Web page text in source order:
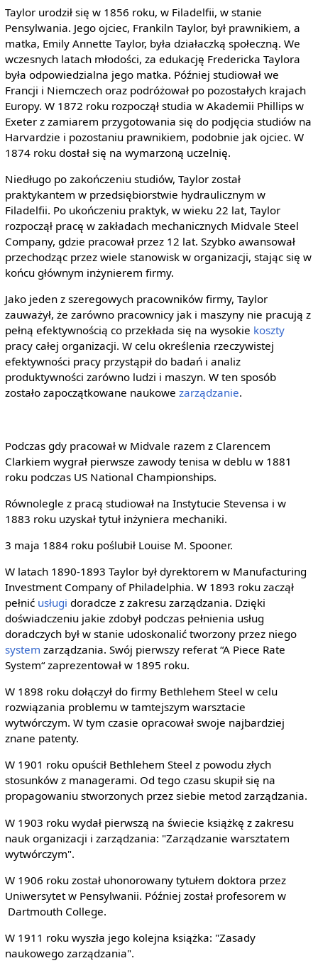
Taylor urodził się w 1856 roku, w Filadelfii, w stanie
Pensylwania. Jego ojciec, Frankiln Taylor, był prawnikiem, a
matka, Emily Annette Taylor, była działaczką społeczną. We
wczesnych latach młodości, za edukację Fredericka Taylora
była odpowiedzialna jego matka. Później studiował we
Francji i Niemczech oraz podróżował po pozostałych krajach
Europy. W 1872 roku rozpoczął studia w Akademii Phillips w
Exeter z zamiarem przygotowania się do podjęcia studiów na
Harvardzie i pozostaniu prawnikiem, podobnie jak ojciec. W
1874 roku dostał się na wymarzoną uczelnię.
Niedługo po zakończeniu studiów, Taylor został
praktykantem w przedsiębiorstwie hydraulicznym w
Filadelfii. Po ukończeniu praktyk, w wieku 22 lat, Taylor
rozpoczął pracę w zakładach mechanicznych Midvale Steel
Company, gdzie pracował przez 12 lat. Szybko awansował
przechodząc przez wiele stanowisk w organizacji, stając się w
końcu głównym inżynierem firmy.
Jako jeden z szeregowych pracowników firmy, Taylor
zauważył, że zarówno pracownicy jak i maszyny nie pracują z
pełną efektywnością co przekłada się na wysokie koszty
pracy całej organizacji. W celu określenia rzeczywistej
efektywności pracy przystąpił do badań i analiz
produktywności zarówno ludzi i maszyn. W ten sposób
zostało zapoczątkowane naukowe zarządzanie.
Podczas gdy pracował w Midvale razem z Clarencem
Clarkiem wygrał pierwsze zawody tenisa w deblu w 1881
roku podczas US National Championships.
Równolegle z pracą studiował na Instytucie Stevensa i w
1883 roku uzyskał tytuł inżyniera mechaniki.
3 maja 1884 roku poślubił Louise M. Spooner.
W latach 1890-1893 Taylor był dyrektorem w Manufacturing
Investment Company of Philadelphia. W 1893 roku zaczął
pełnić usługi doradcze z zakresu zarządzania. Dzięki
doświadczeniu jakie zdobył podczas pełnienia usług
doradczych był w stanie udoskonalić tworzony przez niego
system zarządzania. Swój pierwszy referat “A Piece Rate
System“ zaprezentował w 1895 roku.
W 1898 roku dołączył do firmy Bethlehem Steel w celu
rozwiązania problemu w tamtejszym warsztacie
wytwórczym. W tym czasie opracował swoje najbardziej
znane patenty.
W 1901 roku opuścił Bethlehem Steel z powodu złych
stosunków z managerami. Od tego czasu skupił się na
propagowaniu stworzonych przez siebie metod zarządzania.
W 1903 roku wydał pierwszą na świecie książkę z zakresu
nauk organizacji i zarządzania: "Zarządzanie warsztatem
wytwórczym".
W 1906 roku został uhonorowany tytułem doktora przez
Uniwersytet w Pensylwanii. Później został profesorem w
Dartmouth College.
W 1911 roku wyszła jego kolejna książka: "Zasady
naukowego zarządzania".